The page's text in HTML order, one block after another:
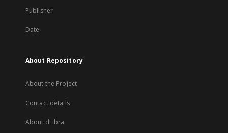
Publisher
Date
About Repository
About the Project
Contact details
About dLibra